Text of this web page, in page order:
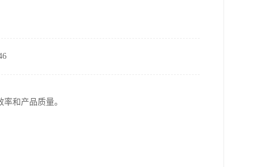
和产品质量。